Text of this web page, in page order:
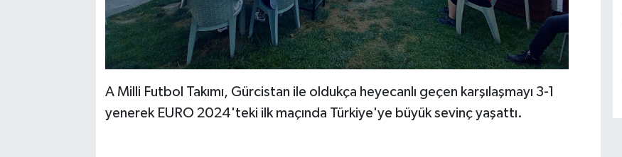
A Milli Futbol Takımı, Gürcistan ile oldukça heyecanlı geçen karşılaşmayı 3-1
yenerek EURO 2024'teki ilk maçında Türkiye'ye büyük sevinç yaşattı.